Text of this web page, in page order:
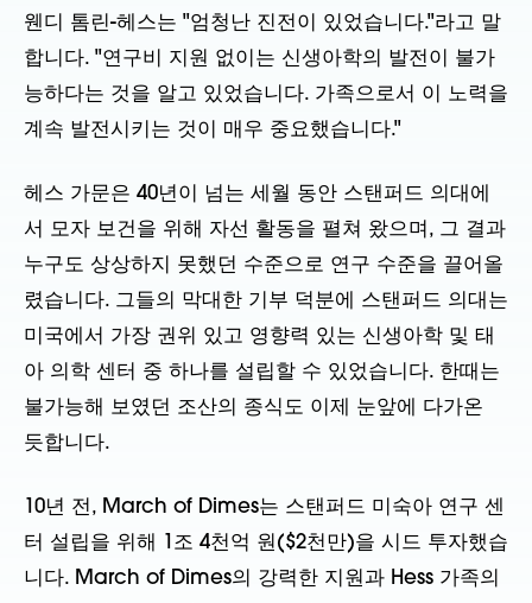
웬디 톰린-헤스는 "엄청난 진전이 있었습니다."라고 말
합니다. "연구비 지원 없이는 신생아학의 발전이 불가
능하다는 것을 알고 있었습니다. 가족으로서 이 노력을
계속 발전시키는 것이 매우 중요했습니다."
헤스 가문은 40년이 넘는 세월 동안 스탠퍼드 의대에
서 모자 보건을 위해 자선 활동을 펼쳐 왔으며, 그 결과
누구도 상상하지 못했던 수준으로 연구 수준을 끌어올
렸습니다. 그들의 막대한 기부 덕분에 스탠퍼드 의대는
미국에서 가장 권위 있고 영향력 있는 신생아학 및 태
아 의학 센터 중 하나를 설립할 수 있었습니다. 한때는
불가능해 보였던 조산의 종식도 이제 눈앞에 다가온
듯합니다.
10년 전, March of Dimes는 스탠퍼드 미숙아 연구 센
터 설립을 위해 1조 4천억 원($2천만)을 시드 투자했습
니다. March of Dimes의 강력한 지원과 Hess 가족의